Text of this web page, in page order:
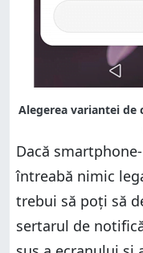
Alegerea variantei de
Dacă
întreabă nimic
trebui să poți să
sertarul de